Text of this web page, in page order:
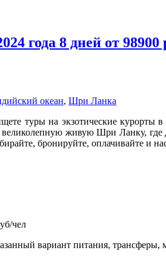
года 8 дней от 98900
океан, Шри Ланка
туры на экзотические курорты
живую Шри Ланку, где
бронируйте, оплачивайте и
чел
вариант питания, трансферы,